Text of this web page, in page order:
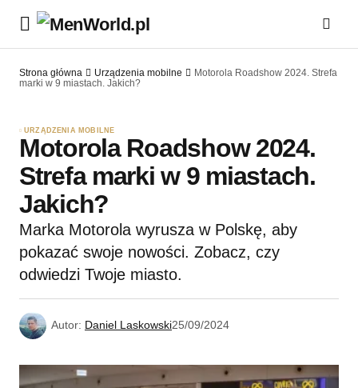
Strona główna Urządzenia mobilne
Motorola Roadshow 2024. Strefa
marki w 9 miastach. Jakich?
URZĄDZENIA MOBILNE
Motorola Roadshow 2024.
Strefa marki w 9 miastach.
Jakich?
Marka Motorola wyrusza w Polskę, aby
pokazać swoje nowości. Zobacz, czy
odwiedzi Twoje miasto.
Autor: Daniel Laskowski25/09/2024